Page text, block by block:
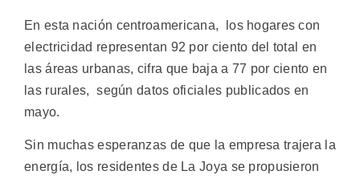
En esta nación centroamericana, los hogares con
electricidad representan 92 por ciento del total en
las áreas urbanas, cifra que baja a 77 por ciento en
las rurales, según datos oficiales publicados en
mayo.
Sin muchas esperanzas de que la empresa trajera la
energía, los residentes de La Joya se propusieron